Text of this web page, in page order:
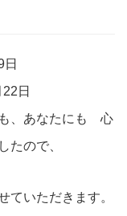
日
、あなたにも 心
たので、
ていただきます。